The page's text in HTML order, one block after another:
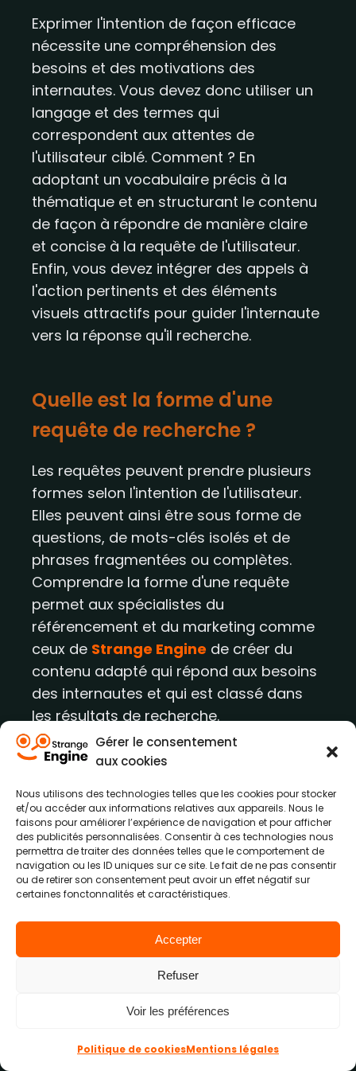
Gérer le consentement
aux cookies
Nous utilisons des technologies telles que les cookies pour stocker
et/ou accéder aux informations relatives aux appareils. Nous le
faisons pour améliorer l’expérience de navigation et pour afficher
des publicités personnalisées. Consentir à ces technologies nous
permettra de traiter des données telles que le comportement de
navigation ou les ID uniques sur ce site. Le fait de ne pas consentir
ou de retirer son consentement peut avoir un effet négatif sur
certaines fonctonnalités et caractéristiques.
Accepter
Refuser
Voir les préférences
Politique de cookiesMentions légales
Exprimer l'intention de façon efficace
nécessite une compréhension des
besoins et des motivations des
internautes. Vous devez donc utiliser un
langage et des termes qui
correspondent aux attentes de
l'utilisateur ciblé. Comment ? En
adoptant un vocabulaire précis à la
thématique et en structurant le contenu
de façon à répondre de manière claire
et concise à la requête de l'utilisateur.
Enfin, vous devez intégrer des appels à
l'action pertinents et des éléments
visuels attractifs pour guider l'internaute
vers la réponse qu'il recherche.
Quelle est la forme d'une
requête de recherche ?
Les requêtes peuvent prendre plusieurs
formes selon l'intention de l'utilisateur.
Elles peuvent ainsi être sous forme de
questions, de mots-clés isolés et de
phrases fragmentées ou complètes.
Comprendre la forme d'une requête
permet aux spécialistes du
référencement et du marketing comme
ceux de Strange Engine de créer du
contenu adapté qui répond aux besoins
des internautes et qui est classé dans
les résultats de recherche.
Notre agence web Strange
Engine maîtrise les intentions
de recherche
En tant que professionnels dans le
domaine duréférencementet du
marketing digital, nous comprenons
l'importance incontournable de
C’est pourquoi nos services sont conçus
vos pages web et
contenus, en tenant compte des